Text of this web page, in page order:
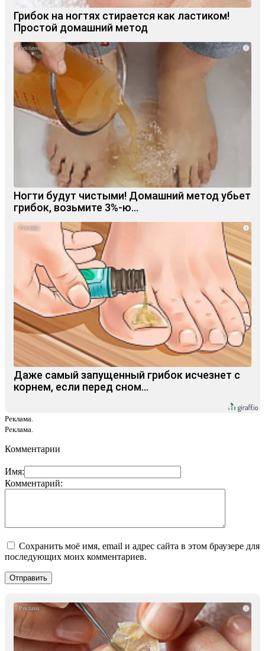
Грибок на ногтях стирается как ластиком!
Простой домашний метод
i
Ногти будут чистыми! Домашний метод убьет
грибок, возьмите 3%-ю…
i
Даже самый запущенный грибок исчезнет с
корнем, если перед сном…
Реклама.
Реклама.
Комментарии
Имя:
Комментарий:
Сохранить моё имя, email и адрес сайта в этом браузере для
последующих моих комментариев.
i